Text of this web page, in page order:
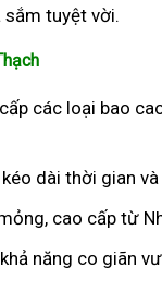
tuyệt vời.
các loại bao
dài thời gian
cao cấp từ
năng co giãn